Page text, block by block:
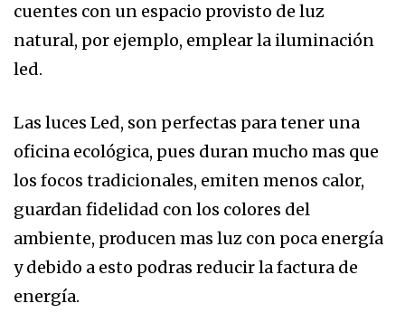
cuentes con un espacio provisto de luz
natural, por ejemplo, emplear la iluminación
led.
Las luces Led, son perfectas para tener una
oficina ecológica, pues duran mucho mas que
los focos tradicionales, emiten menos calor,
guardan fidelidad con los colores del
ambiente, producen mas luz con poca energía
y debido a esto podras reducir la factura de
energía.